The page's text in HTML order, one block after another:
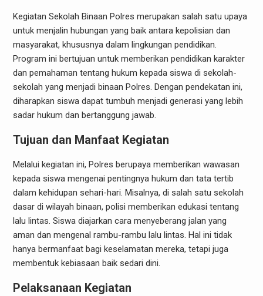
Kegiatan Sekolah Binaan Polres merupakan salah satu upaya
untuk menjalin hubungan yang baik antara kepolisian dan
masyarakat, khususnya dalam lingkungan pendidikan.
Program ini bertujuan untuk memberikan pendidikan karakter
dan pemahaman tentang hukum kepada siswa di sekolah-
sekolah yang menjadi binaan Polres. Dengan pendekatan ini,
diharapkan siswa dapat tumbuh menjadi generasi yang lebih
sadar hukum dan bertanggung jawab.
Tujuan dan Manfaat Kegiatan
Melalui kegiatan ini, Polres berupaya memberikan wawasan
kepada siswa mengenai pentingnya hukum dan tata tertib
dalam kehidupan sehari-hari. Misalnya, di salah satu sekolah
dasar di wilayah binaan, polisi memberikan edukasi tentang
lalu lintas. Siswa diajarkan cara menyeberang jalan yang
aman dan mengenal rambu-rambu lalu lintas. Hal ini tidak
hanya bermanfaat bagi keselamatan mereka, tetapi juga
membentuk kebiasaan baik sedari dini.
Pelaksanaan Kegiatan